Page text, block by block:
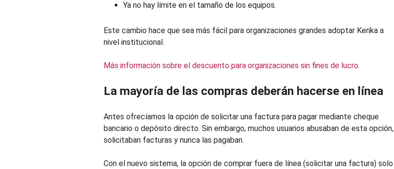
Ya no hay límite en el tamaño de los equipos.
Este cambio hace que sea más fácil para organizaciones grandes adoptar Kerika a
nivel institucional.
Más información sobre el descuento para organizaciones sin fines de lucro.
La mayoría de las compras deberán hacerse en línea
Antes ofrecíamos la opción de solicitar una factura para pagar mediante cheque
bancario o depósito directo. Sin embargo, muchos usuarios abusaban de esta opción,
solicitaban facturas y nunca las pagaban.
Con el nuevo sistema, la opción de comprar fuera de línea (solicitar una factura) solo